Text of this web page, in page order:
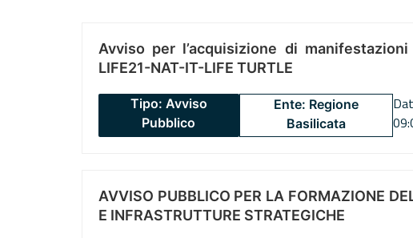
Avviso per l’acquisizione di
LIFE21-NAT-IT-LIFE TURTLE
Tipo: Avviso
Pubblico
Ente: Regione
Basilicata
AVVISO PUBBLICO PER LA FORMAZIONE
E INFRASTRUTTURE STRATEGICHE